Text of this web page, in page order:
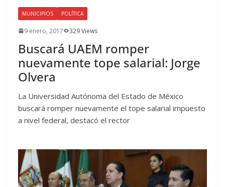
MUNICIPIOS POLÍTICA
9 enero, 2017 329 Views
Buscará UAEM romper
nuevamente tope salarial: Jorge
Olvera
La Universidad Autónoma del Estado de México
buscará romper nuevamente el tope salarial impuesto
a nivel federal, destacó el rector